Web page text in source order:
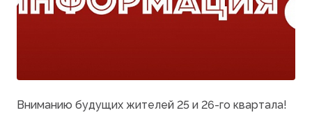
Вниманию будущих жителей 25 и 26-го квартала!